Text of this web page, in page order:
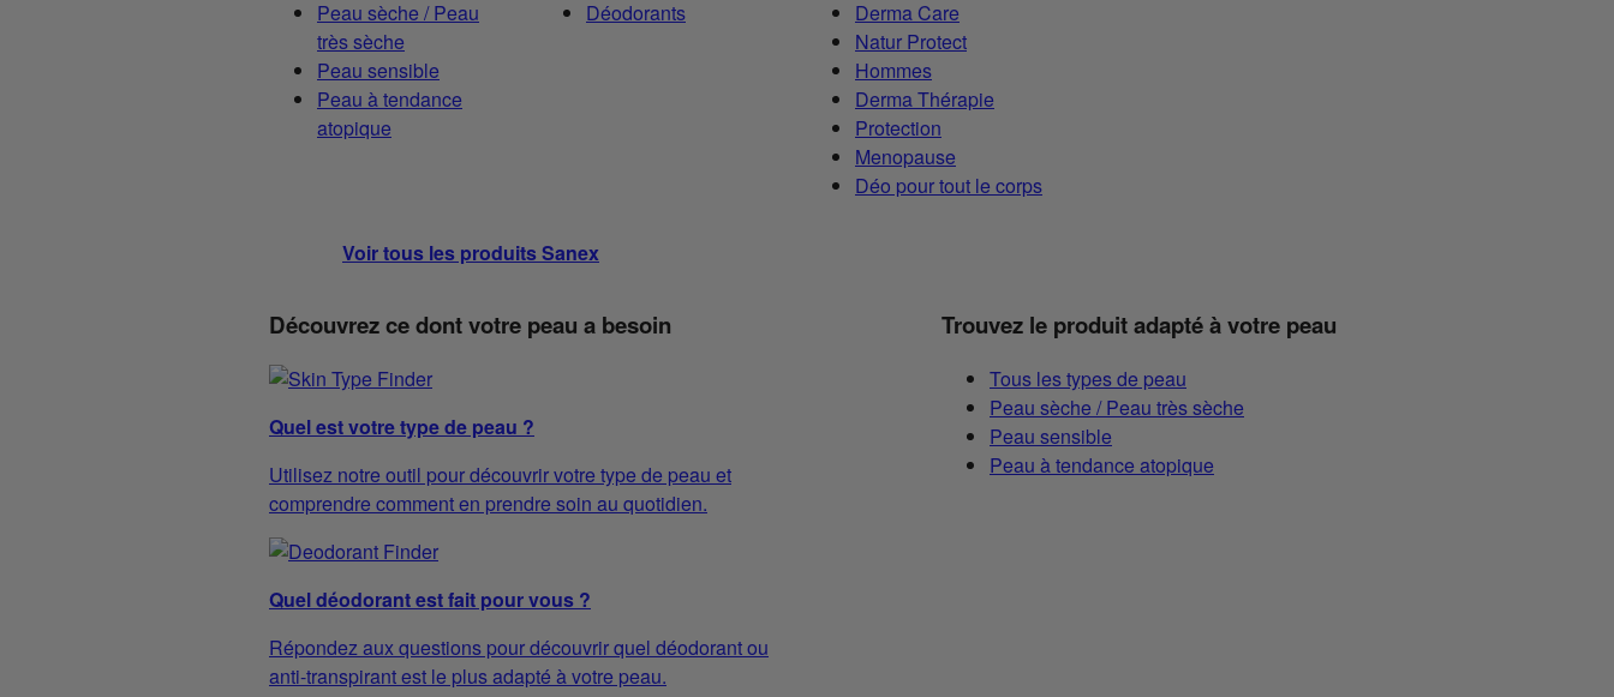
Peau sèche / Peau
très sèche
Peau sensible
Peau à tendance
atopique
Déodorants
Derma Care
Natur Protect
Hommes
Derma Thérapie
Protection
Menopause
Déo pour tout le corps
Voir tous les produits Sanex
Découvrez ce dont votre peau a besoin
Quel est votre type de peau ?
Utilisez notre outil pour découvrir votre type de peau et
comprendre comment en prendre soin au quotidien.
Quel déodorant est fait pour vous ?
Répondez aux questions pour découvrir quel déodorant ou
anti-transpirant est le plus adapté à votre peau.
Trouvez le produit adapté à votre peau
Tous les types de peau
Peau sèche / Peau très sèche
Peau sensible
Peau à tendance atopique